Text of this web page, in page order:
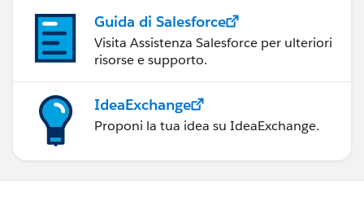
Guida di Salesforce
Visita Assistenza Salesforce per ulteriori
risorse e supporto.
IdeaExchange
Proponi la tua idea su IdeaExchange.